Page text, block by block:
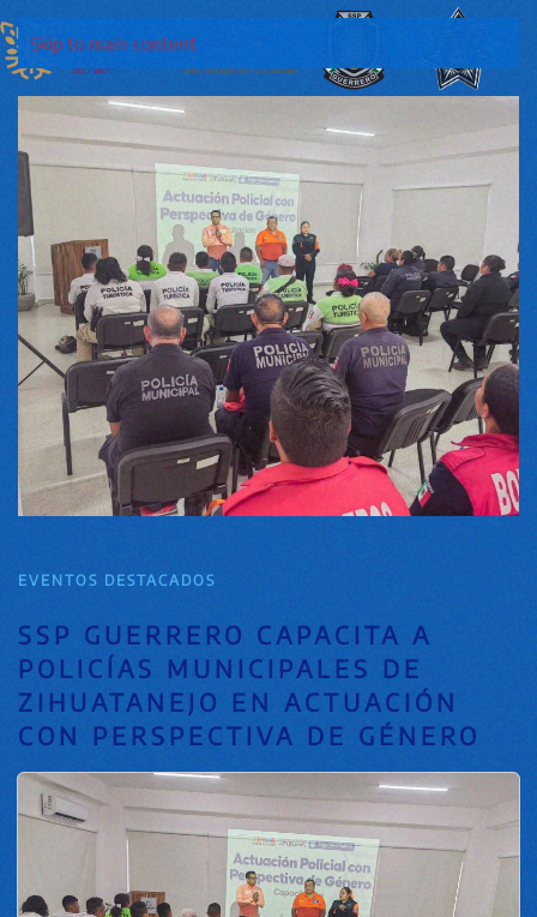
Skip to main content
EVENTOS DESTACADOS
SSP GUERRERO CAPACITA A
POLICÍAS MUNICIPALES DE
ZIHUATANEJO EN ACTUACIÓN
CON PERSPECTIVA DE GÉNERO